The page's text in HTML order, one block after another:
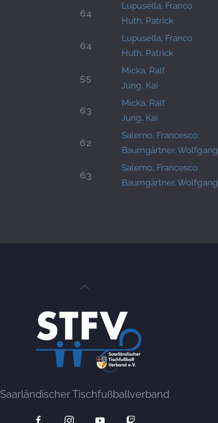
6:4
Lupusella, Franco
Huth, Patrick
6:4
Lupusella, Franco
Huth, Patrick
5:5
Micka, Ralf
Jung, Kai
6:3
Micka, Ralf
Jung, Kai
6:2
Salerno, Francesco
Baumgärtner, Wolfgang
6:3
Salerno, Francesco
Baumgärtner, Wolfgang
Saarländischer Tischfußballverband